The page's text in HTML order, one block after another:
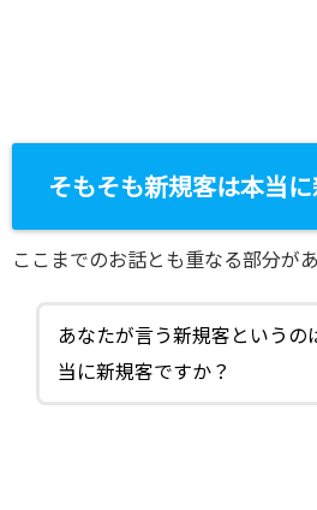
そもそも新規客は本当に
ここまでのお話とも重なる部分が
あなたが言う新規客というの
当に新規客ですか？